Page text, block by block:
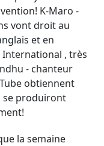
K-Maro -
vont droit au
et en
, très
- chanteur
obtiennent
se produiront
la semaine